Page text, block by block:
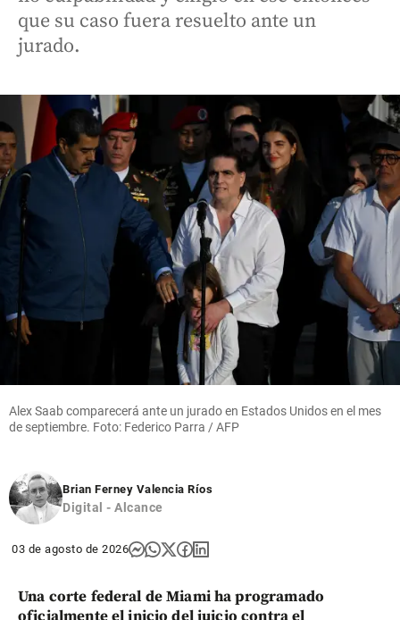
que su caso fuera resuelto ante un
jurado.
Alex Saab comparecerá ante un jurado en Estados Unidos en el mes
de septiembre. Foto: Federico Parra / AFP
Brian Ferney Valencia Ríos
Digital - Alcance
03 de agosto de 2026
Una corte federal de Miami ha programado
oficialmente el inicio del juicio contra el